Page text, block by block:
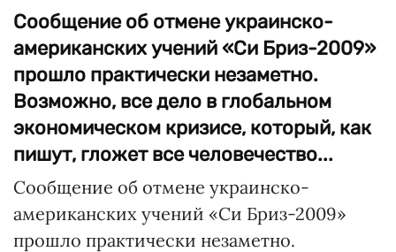
Сообщение об отмене украинско-
американских учений «Си Бриз-2009»
прошло практически незаметно.
Возможно, все дело в глобальном
экономическом кризисе, который, как
пишут, гложет все человечество...
Сообщение об отмене украинско-
американских учений «Си Бриз-2009»
прошло практически незаметно.